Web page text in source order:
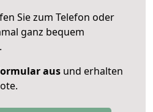
Sie zum Telefon oder
ganz bequem
aus und erhalten